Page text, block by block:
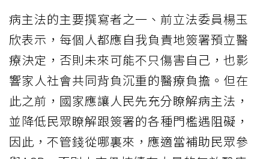
病主法的主要撰寫者之一、前立法委員楊玉
欣表示，每個人都應自我負責地簽署預立醫
療決定，否則未來可能不只傷害自己，也影
響家人社會共同背負沉重的醫療負擔。但在
此之前，國家應讓人民先充分瞭解病主法，
並降低民眾瞭解跟簽署的各種門檻遇阻礙，
因此，不管錢從哪裏來，應適當補助民眾參